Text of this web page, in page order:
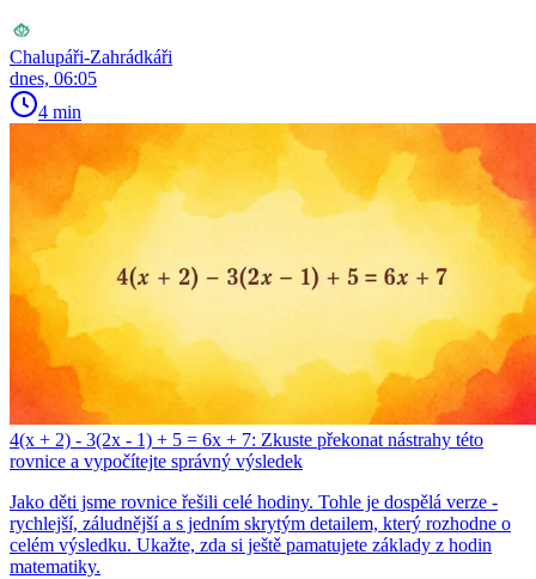
Chalupáři-Zahrádkáři
dnes, 06:05
4 min
4(x + 2) - 3(2x - 1) + 5 = 6x + 7: Zkuste překonat nástrahy této
rovnice a vypočítejte správný výsledek
Jako děti jsme rovnice řešili celé hodiny. Tohle je dospělá verze -
rychlejší, záludnější a s jedním skrytým detailem, který rozhodne o
celém výsledku. Ukažte, zda si ještě pamatujete základy z hodin
matematiky.